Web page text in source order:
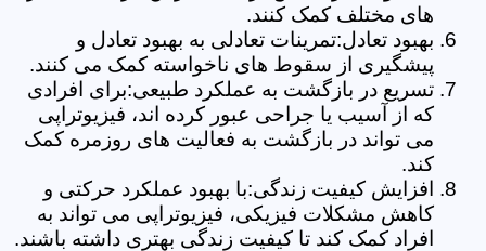
های مختلف کمک کنند.
بهبود تعادل:تمرینات تعادلی به بهبود تعادل و
پیشگیری از سقوط های ناخواسته کمک می کنند.
تسریع در بازگشت به عملکرد طبیعی:برای افرادی
که از آسیب یا جراحی عبور کرده اند، فیزیوتراپی
می تواند در بازگشت به فعالیت های روزمره کمک
کند.
افزایش کیفیت زندگی:با بهبود عملکرد حرکتی و
کاهش مشکلات فیزیکی، فیزیوتراپی می تواند به
افراد کمک کند تا کیفیت زندگی بهتری داشته باشند.